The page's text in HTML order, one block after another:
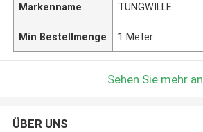
Markenname TUNGWILLE
Min Bestellmenge 1 Meter
Sehen Sie mehr an
ÜBER UNS